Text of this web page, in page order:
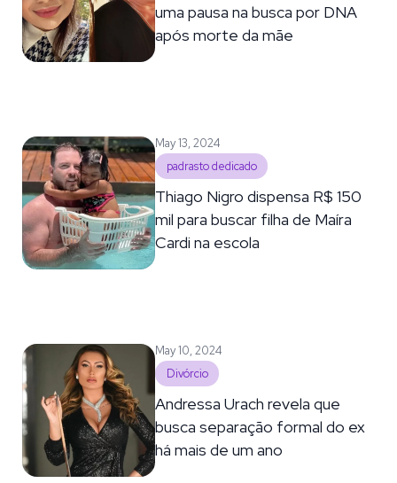
uma pausa na busca por DNA
após morte da mãe
May 13, 2024
padrasto dedicado
Thiago Nigro dispensa R$ 150
mil para buscar filha de Maíra
Cardi na escola
May 10, 2024
Divórcio
Andressa Urach revela que
busca separação formal do ex
há mais de um ano